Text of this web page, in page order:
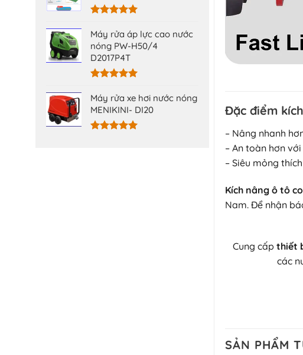
hạng5.00
5 sao
Máy rửa áp lực cao nước
nóng PW-H50/4
D2017P4T
hạng5.00
5 sao
Máy rửa xe hơi nước nóng
MENIKINI- DI20
Đặc điểm
– Nâng nhanh
– An toàn hơn
– Siêu mỏng
Kích nâng ô tô
Nam. Để nhận
Cung cấp thiết
các
SẢN PHẨM